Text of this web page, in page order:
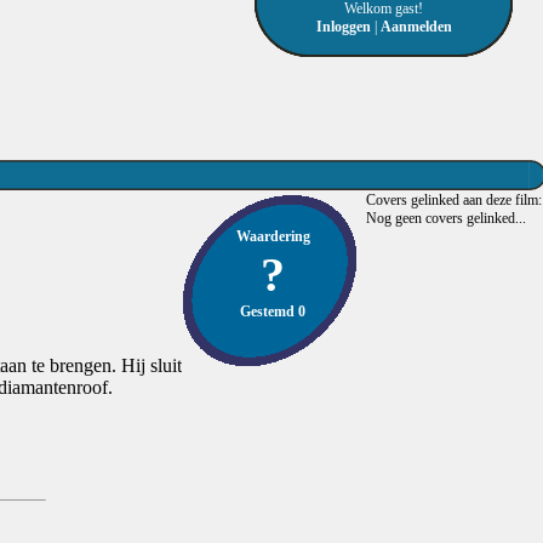
Waardering
?
Gestemd 0
te brengen. Hij sluit
Covers gelinked aan deze film:
Nog geen covers gelinked...
Welkom gast!
Inloggen| Aanmelden